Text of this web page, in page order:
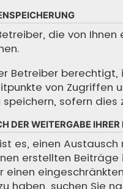
die von
Betreiber
von
speichern, sofern
DER WEITERGABE IHRER
es, einen
erstellten
einen
haben, suchen Sie